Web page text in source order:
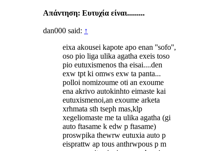
Απάντηση: Ευτυχία είναι.........
dan000 said: ↑
eixa akousei kapote apo enan ''sofo'',
oso pio liga ulika agatha exeis toso
pio eutuxismenos tha eisai....den
exw tpt ki omws exw ta panta...
polloi nomizoume oti an exoume
ena akrivo autokinhto eimaste kai
eutuxismenoi,an exoume arketa
xrhmata sth tseph mas,klp
xegeliomaste me ta ulika agatha (gi
auto ftasame k edw p ftasame)
proswpika thewrw eutuxia auto p
eisprattw ap tous anthrwpous p m